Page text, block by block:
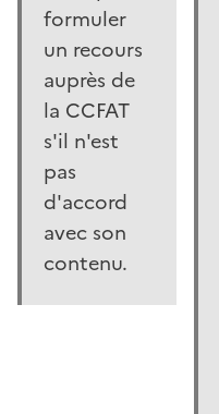
formuler
un recours
auprès de
la CCFAT
s'il n'est
pas
d'accord
avec son
contenu.